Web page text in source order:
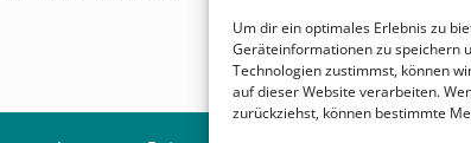
Um dir ein optimales Erlebnis zu
Geräteinformationen zu speichern
Technologien zustimmst, können
auf dieser Website verarbeiten.
zurückziehst, können bestimmte